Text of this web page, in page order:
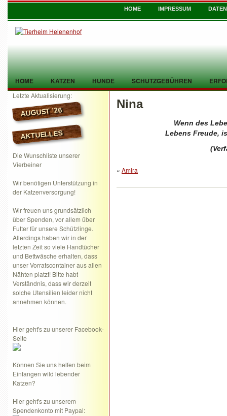
HOME IMPRESSUM
HOME KATZEN HUNDE SCHUTZGEBÜHREN
TIER GEFUNDEN KONTAKT
Letzte Aktualisierung:
AUGUST ’26
AKTUELLES
Die Wunschliste unserer
Vierbeiner
Wir benötigen Unterstützung in
der Katzenversorgung!
Wir freuen uns grundsätzlich
über Spenden, vor allem über
Futter für unsere Schützlinge.
Allerdings haben wir in der
letzten Zeit so viele Handtücher
und Bettwäsche erhalten, dass
unser Vorratscontainer aus allen
Nähten platzt! Bitte habt
Verständnis, dass wir derzeit
solche Utensilien leider nicht
annehmen können.
Hier geht's zu unserer Facebook-
Seite
Können Sie uns helfen beim
Einfangen wild lebender
Katzen?
Hier geht's zu unserem
Spendenkonto mit Paypal:
Nina
Wenn des
Lebens Freude,
« Amira